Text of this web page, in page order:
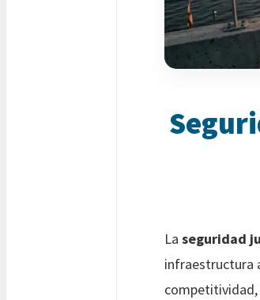
La seguridad
infraestructura
competitividad,